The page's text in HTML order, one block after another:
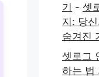
기 - 셋
지: 당
숨겨진
셋로그
하는 법